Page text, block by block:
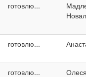
готовлю...
готовлю...
готовлю...